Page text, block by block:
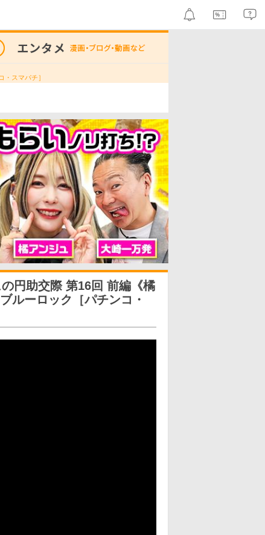
・スマパチ］
円助交際 第16回 前編《橘
ルーロック［パチンコ・